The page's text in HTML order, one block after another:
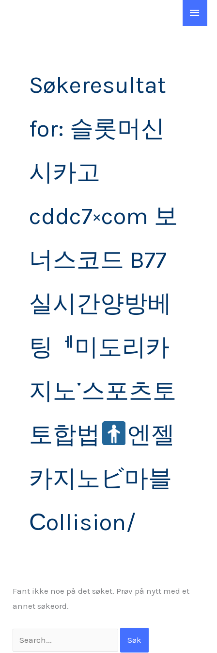
Søkeresultat
for: 슬롯머신
시카고
cddc7༝com 보
너스코드 B77
실시간양방베
팅ᅦ미도리카
지노༌스포츠토
토합법
엔젤
카지노ビ마블
Сollision/
Fant ikke noe på det søket. Prøv på nytt med et
annet søkeord.